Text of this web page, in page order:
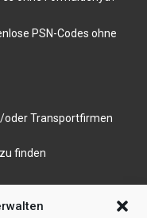
PSN-Codes ohne
Transportfirmen
finden